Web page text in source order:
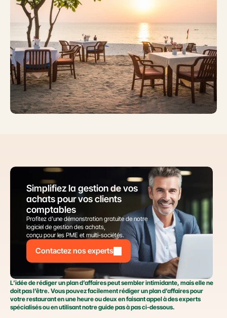
Simplifiez la gestion de vos
achats pour vos clients
comptables
Profitez d’une démonstration gratuite de notre
logiciel de gestion des achats,
conçu pour les PME et multi-sociétés.
Contactez nos experts
L’idée de rédiger un plan d’affaires peut sembler intimidante, mais elle ne
doit pas l’être. Vous pouvez facilement rédiger un plan d’affaires pour
votre restaurant en une heure ou deux en faisant appel à des experts
spécialisés ou en utilisant notre guide pas à pas ci-dessous.